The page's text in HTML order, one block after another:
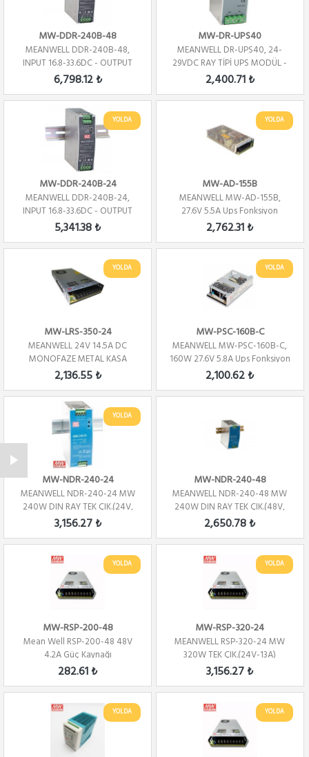
MW-DDR-240B-48
MEANWELL DDR-240B-48,
INPUT 16.8-33.6DC - OUTPUT
48V - 5A - DIN R...
6,798.12 ₺
MW-DR-UPS40
MEANWELL DR-UPS40, 24-
29VDC RAY TİPİ UPS MODÜL -
ŞARJ-2A-
2,400.71 ₺
YOLDA
MW-DDR-240B-24
MEANWELL DDR-240B-24,
INPUT 16.8-33.6DC - OUTPUT
24V - 10A - DIN ...
5,341.38 ₺
YOLDA
MW-AD-155B
MEANWELL MW-AD-155B,
27.6V 5.5A Ups Fonksiyon
2,762.31 ₺
YOLDA
MW-LRS-350-24
MEANWELL 24V 14.5A DC
MONOFAZE METAL KASA
2,136.55 ₺
YOLDA
MW-PSC-160B-C
MEANWELL MW-PSC-160B-C,
160W 27.6V 5.8A Ups Fonksiyon
2,100.62 ₺
YOLDA
MW-NDR-240-24
MEANWELL NDR-240-24 MW
240W DIN RAY TEK ÇIK.(24V,
10A)
3,156.27 ₺
MW-NDR-240-48
MEANWELL NDR-240-48 MW
240W DIN RAY TEK ÇIK.(48V,
5A)
2,650.78 ₺
YOLDA
MW-RSP-200-48
Mean Well RSP-200-48 48V
4.2A Güç Kaynağı
282.61 ₺
YOLDA
MW-RSP-320-24
MEANWELL RSP-320-24 MW
320W TEK ÇIK.(24V-13A)
3,156.27 ₺
YOLDA YOLDA